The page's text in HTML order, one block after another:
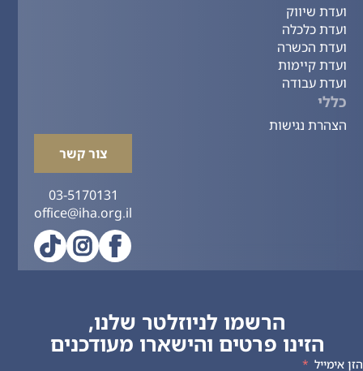
ועדת שיווק
ועדת כלכלה
ועדת הכשרה
ועדת קיימות
ועדת עבודה
כללי
הצהרת נגישות
צור קשר
03-5170131
office@iha.org.il
הרשמו לניוזלטר שלנו,
הזינו פרטים והישארו מעודכנים
הזן אימייל